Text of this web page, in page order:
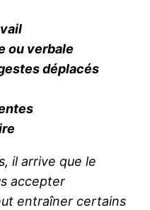
ou verbale
déplacés
il arrive que le
accepter
entraîner certains